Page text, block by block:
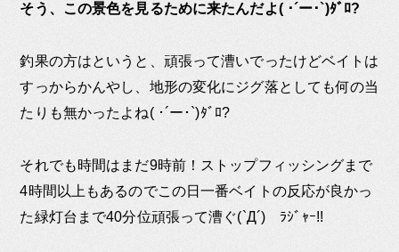
そう、この景色を見るために来たんだよ( ･´ー･`)ﾀﾞﾛ?
釣果の方はというと、頑張って漕いでったけどベイトは
すっからかんやし、地形の変化にジグ落としても何の当
たりも無かったよね( ･´ー･`)ﾀﾞﾛ?
それでも時間はまだ9時前！ストップフィッシングまで
4時間以上もあるのでこの日一番ベイトの反応が良かっ
た緑灯台まで40分位頑張って漕ぐ(`Д´)ゞﾗｼﾞｬｰ!!